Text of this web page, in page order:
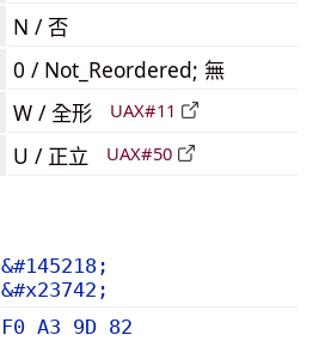
N / 否
0 / Not_Reordered; 無
W / 全形 UAX#11
U / 正立 UAX#50
&#145218;
&#x23742;
F0 A3 9D 82